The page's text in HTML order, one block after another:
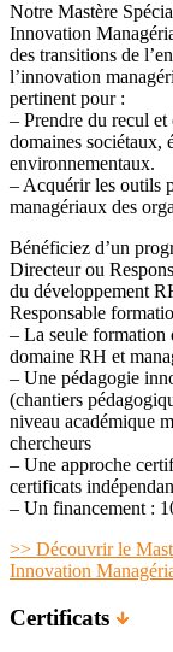
Notre Mastère
Innovation
des transitions de
l’innovation
pertinent pour :
– Prendre du recul
domaines sociétaux,
environnementaux.
– Acquérir les outils
managériaux des
Bénéficiez d’un
Directeur ou
du développement
Responsable
– La seule formation
domaine RH et
– Une pédagogie
(chantiers
niveau académique
chercheurs
– Une approche
certificats
– Un financement :
>> Découvrir le
Innovation
Certificats